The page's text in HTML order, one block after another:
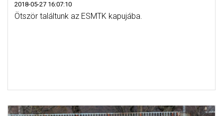
2018-05-27 16:07:10
Ötször találtunk az ESMTK kapujába.